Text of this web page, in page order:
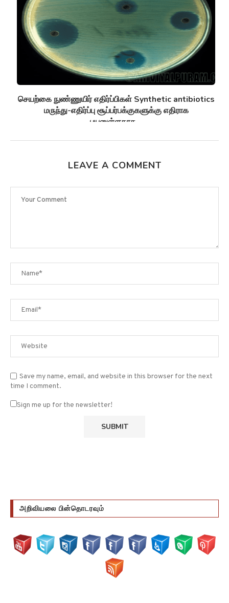
செயற்கை நுண்ணுயிர் எதிர்ப்பிகள் Synthetic antibiotics
மருந்து-எதிர்ப்பு சூப்பர்பக்குகளுக்கு எதிராக
பயனுள்ளதாக...
LEAVE A COMMENT
Save my name, email, and website in this browser for the next
Sign me up for the newsletter!
அறிவியலை பின்தொடரவும்